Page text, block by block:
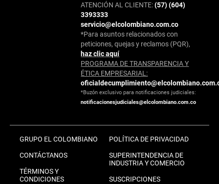
ATENCIÓN AL CLIENTE:(57) (604)
3393333
servicio@elcolombiano.com.co
*Para asuntos relacionados con
peticiones, quejas y reclamos (PQR),
haz clic aquí
PROGRAMA DE TRANSPARENCIA Y
ÉTICA EMPRESARIAL:
*Buzón exclusivo para notificaciones judiciales:
notificacionesjudiciales@elcolombiano.com.co
GRUPO EL COLOMBIANO
CONTÁCTANOS
TÉRMINOS Y
CONDICIONES
POLÍTICA DE PRIVACIDAD
SUPERINTENDENCIA DE
INDUSTRIA Y COMERCIO
SUSCRIPCIONES